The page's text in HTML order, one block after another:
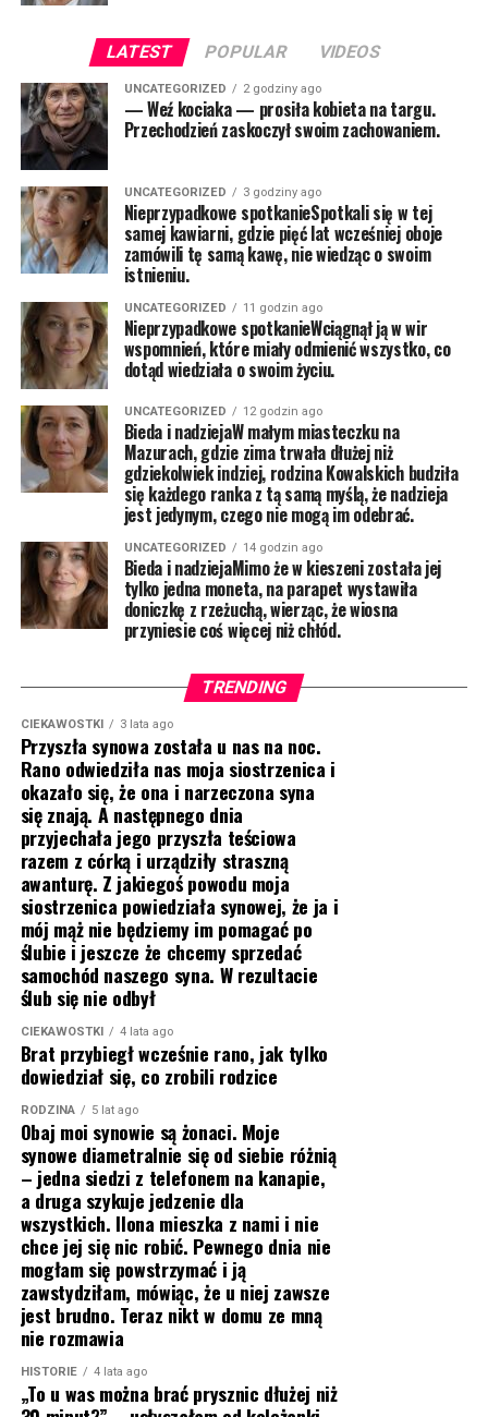
LATEST POPULAR VIDEOS
UNCATEGORIZED 2 godziny ago
— Weź kociaka — prosiła kobieta na targu.
Przechodzień zaskoczył swoim zachowaniem.
UNCATEGORIZED 3 godziny ago
Nieprzypadkowe spotkanieSpotkali się w tej
samej kawiarni, gdzie pięć lat wcześniej oboje
zamówili tę samą kawę, nie wiedząc o swoim
istnieniu.
UNCATEGORIZED 11 godzin ago
Nieprzypadkowe spotkanieWciągnął ją w wir
wspomnień, które miały odmienić wszystko, co
dotąd wiedziała o swoim życiu.
UNCATEGORIZED 12 godzin ago
Bieda i nadziejaW małym miasteczku na
Mazurach, gdzie zima trwała dłużej niż
gdziekolwiek indziej, rodzina Kowalskich budziła
się każdego ranka z tą samą myślą, że nadzieja
jest jedynym, czego nie mogą im odebrać.
UNCATEGORIZED 14 godzin ago
Bieda i nadziejaMimo że w kieszeni została jej
tylko jedna moneta, na parapet wystawiła
doniczkę z rzeżuchą, wierząc, że wiosna
przyniesie coś więcej niż chłód.
TRENDING
CIEKAWOSTKI 3 lata ago
Przyszła synowa została u nas na noc.
Rano odwiedziła nas moja siostrzenica i
okazało się, że ona i narzeczona syna
się znają. A następnego dnia
przyjechała jego przyszła teściowa
razem z córką i urządziły straszną
awanturę. Z jakiegoś powodu moja
siostrzenica powiedziała synowej, że ja i
mój mąż nie będziemy im pomagać po
ślubie i jeszcze że chcemy sprzedać
samochód naszego syna. W rezultacie
ślub się nie odbył
CIEKAWOSTKI 4 lata ago
Brat przybiegł wcześnie rano, jak tylko
dowiedział się, co zrobili rodzice
RODZINA 5 lat ago
Obaj moi synowie są żonaci. Moje
synowe diametralnie się od siebie różnią
– jedna siedzi z telefonem na kanapie,
a druga szykuje jedzenie dla
wszystkich. Ilona mieszka z nami i nie
chce jej się nic robić. Pewnego dnia nie
mogłam się powstrzymać i ją
zawstydziłam, mówiąc, że u niej zawsze
jest brudno. Teraz nikt w domu ze mną
nie rozmawia
HISTORIE 4 lata ago
„To u was można brać prysznic dłużej niż